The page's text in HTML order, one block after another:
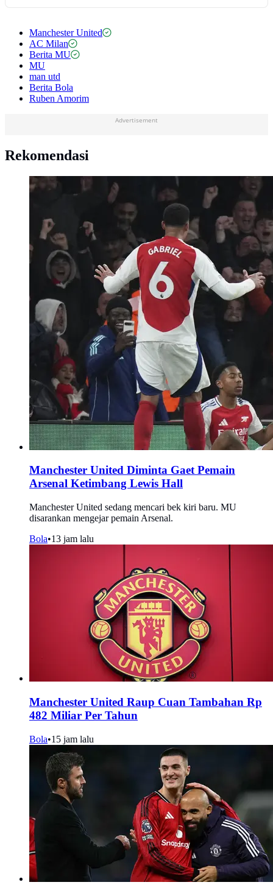
Manchester United
AC Milan
Berita MU
MU
man utd
Berita Bola
Ruben Amorim
Advertisement
Rekomendasi
Manchester United Diminta Gaet Pemain
Arsenal Ketimbang Lewis Hall
Manchester United sedang mencari bek kiri baru. MU
disarankan mengejar pemain Arsenal.
Bola•13 jam lalu
Manchester United Raup Cuan Tambahan Rp
482 Miliar Per Tahun
Bola•15 jam lalu